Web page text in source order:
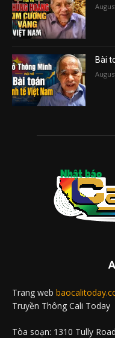
Bài
Trang web
Truyền Thông Cali Today
Tòa soạn: 1310 Tully